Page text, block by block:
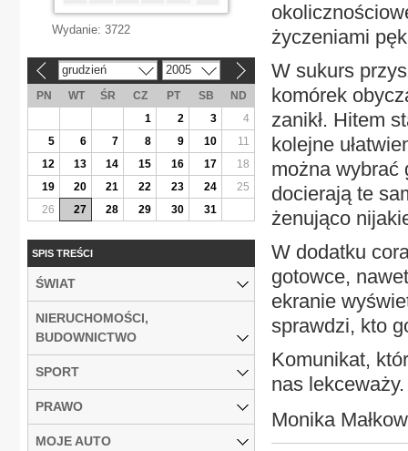
życzeniami
W sukurs
komórek
zanikł. Hitem
kolejne
można wybrać
docierają te
żenująco
W dodatku
gotowce,
ekranie
sprawdzi, kto
Komunikat,
nas lekceważy.
Monika
Wydanie: 3722
grudzień 2005
PN WT ŚR CZ PT SB
ND
1
2 3
4
5
6 7 8 9 10
11
12
13 14 15 16 17
18
19
20 21 22 23 24
25
26
27 28 29 30 31
SPIS TREŚCI
ŚWIAT
NIERUCHOMOŚCI,
BUDOWNICTWO
SPORT
PRAWO
MOJE AUTO